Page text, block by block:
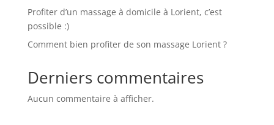
Profiter d’un massage à domicile à Lorient, c’est
possible :)
Comment bien profiter de son massage Lorient ?
Derniers commentaires
Aucun commentaire à afficher.